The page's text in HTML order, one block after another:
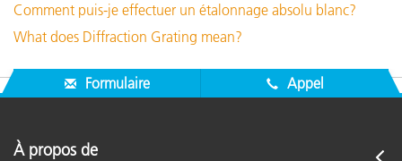
Comment puis-je effectuer un étalonnage absolu blanc?
What does Diffraction Grating mean?
Formulaire Appel
À propos de